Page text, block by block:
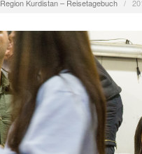
Region Kurdistan – Reisetagebuch /